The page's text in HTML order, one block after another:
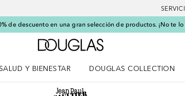
de descuento en una gran selección de productos. ¡No te
A Douglas Home
Y BIENESTAR
DOUGLAS COLLECTION